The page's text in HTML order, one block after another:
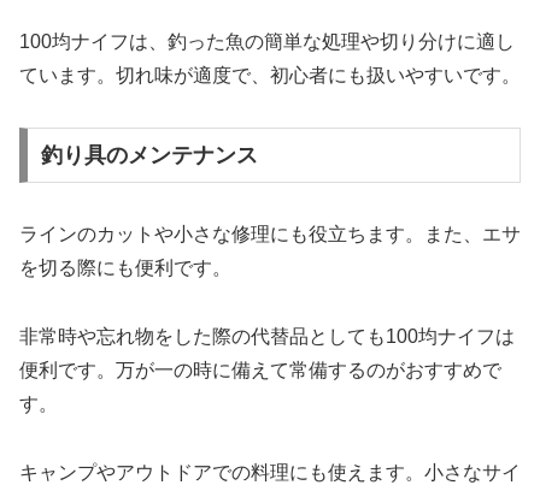
100均ナイフは、釣った魚の簡単な処理や切り分けに適し
ています。切れ味が適度で、初心者にも扱いやすいです。
釣り具のメンテナンス
ラインのカットや小さな修理にも役立ちます。また、エサ
を切る際にも便利です。
非常時や忘れ物をした際の代替品としても100均ナイフは
便利です。万が一の時に備えて常備するのがおすすめで
す。
キャンプやアウトドアでの料理にも使えます。小さなサイ